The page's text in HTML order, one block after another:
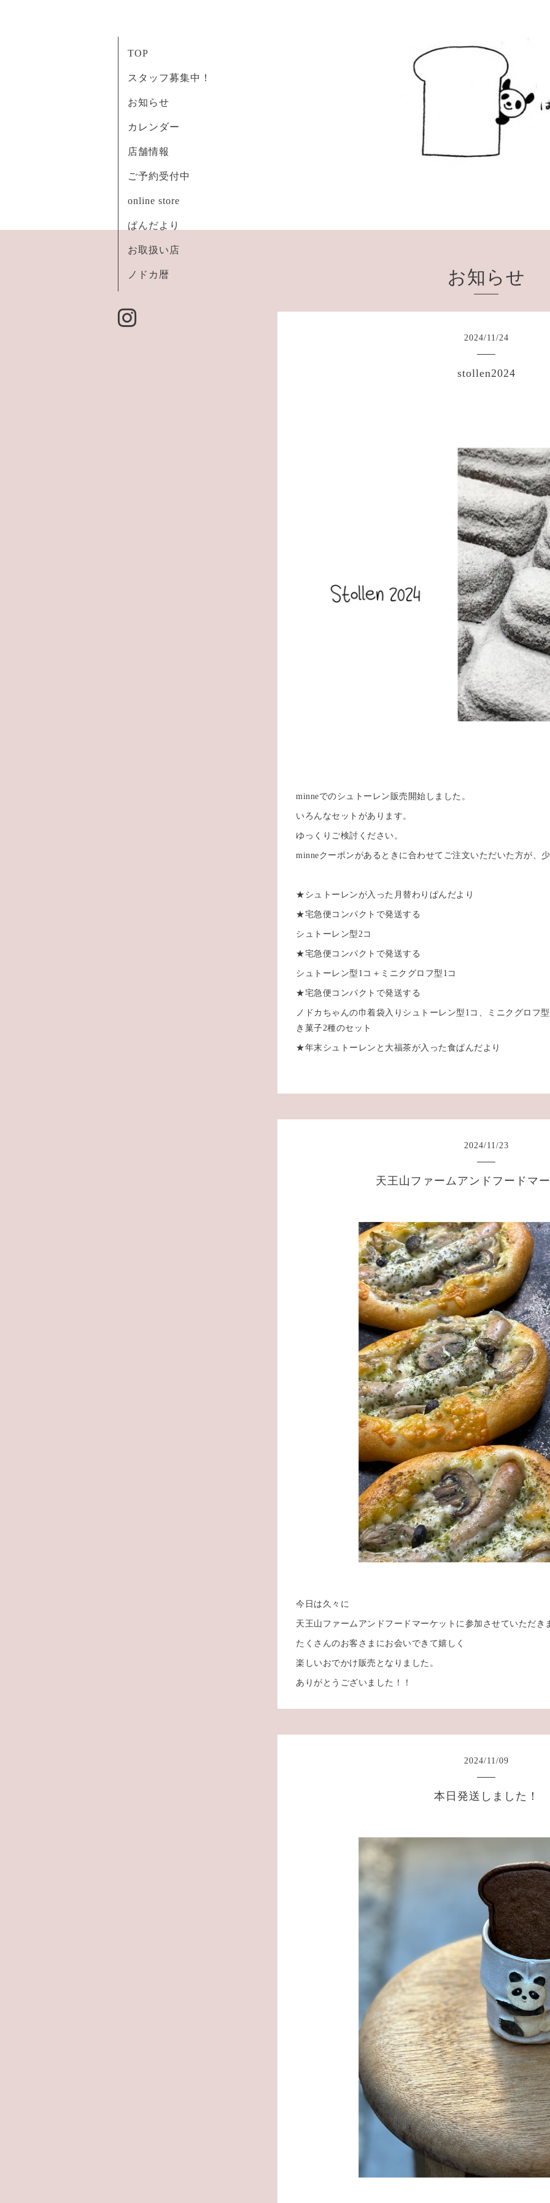
TOP
スタッフ募集中！
お知らせ
カレンダー
店舗情報
ご予約受付中
online store
ぱんだより
お取扱い店
ノドカ暦 お知らせ
2024/11/24
stollen2024
minneでのシュトーレン販売開始しました。
いろんなセットがあります。
ゆっくりご検討ください。
minneクーポンがあるときに合わせてご注文いただいた方が、
★シュトーレンが入った月替わりぱんだより
★宅急便コンパクトで発送する
シュトーレン型2コ
★宅急便コンパクトで発送する
シュトーレン型1コ＋ミニクグロフ型1コ
★宅急便コンパクトで発送する
ノドカちゃんの巾着袋入りシュトーレン型1コ、ミニクグロフ
き菓子2種のセット
★年末シュトーレンと大福茶が入った食ぱんだより
2024/11/23
天王山ファームアンドフードマ
今日は久々に
天王山ファームアンドフードマーケットに参加させていただき
たくさんのお客さまにお会いできて嬉しく
楽しいおでかけ販売となりました。
ありがとうございました！！
2024/11/09
本日発送しました！